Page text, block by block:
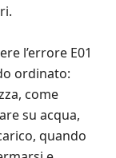
l’errore E01
ordinato:
come
su acqua,
quando